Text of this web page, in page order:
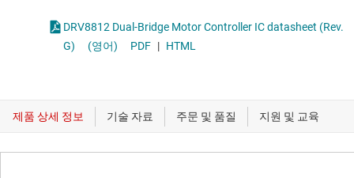
DRV8812 Dual-Bridge Motor Controller IC datasheet (Rev.
G)
(영어) PDF | HTML